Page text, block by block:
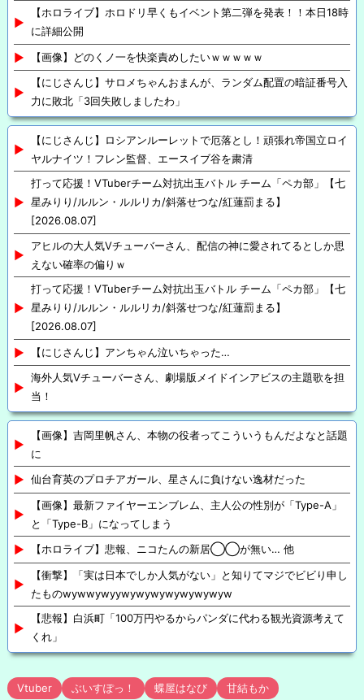
【ホロライブ】ホロドリ早くもイベント第二弾を発表！！本日18時
に詳細公開
【画像】どのくノ一を快楽責めしたいｗｗｗｗｗ
【にじさんじ】サロメちゃんおまんが、ランダム配置の暗証番号入
力に敗北「3回失敗しましたわ」
【にじさんじ】ロシアンルーレットで厄落とし！頑張れ帝国立ロイ
ヤルナイツ！フレン監督、エースイブ谷を粛清
打って応援！VTuberチーム対抗出玉バトル チーム「ペカ部」【七
星みりり/ルルン・ルルリカ/斜落せつな/紅蓮罰まる】
[2026.08.07]
アヒルの大人気Vチューバーさん、配信の神に愛されてるとしか思
えない確率の偏りｗ
打って応援！VTuberチーム対抗出玉バトル チーム「ペカ部」【七
星みりり/ルルン・ルルリカ/斜落せつな/紅蓮罰まる】
[2026.08.07]
【にじさんじ】アンちゃん泣いちゃった…
海外人気Vチューバーさん、劇場版メイドインアビスの主題歌を担
当！
【画像】吉岡里帆さん、本物の役者ってこういうもんだよなと話題
に
仙台育英のプロチアガール、星さんに負けない逸材だった
【画像】最新ファイヤーエンブレム、主人公の性別が「Type-A」
と「Type-B」になってしまう
【ホロライブ】悲報、ニコたんの新居◯◯が無い… 他
【衝撃】「実は日本でしか人気がない」と知りてマジでビビり申し
たものwywwywyywywywywywywywyw
【悲報】白浜町「100万円やるからパンダに代わる観光資源考えて
くれ」
Vtuber ぶいすぽっ！ 蝶屋はなび 甘結もか